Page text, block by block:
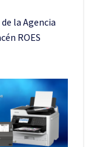
la Agencia
ROES